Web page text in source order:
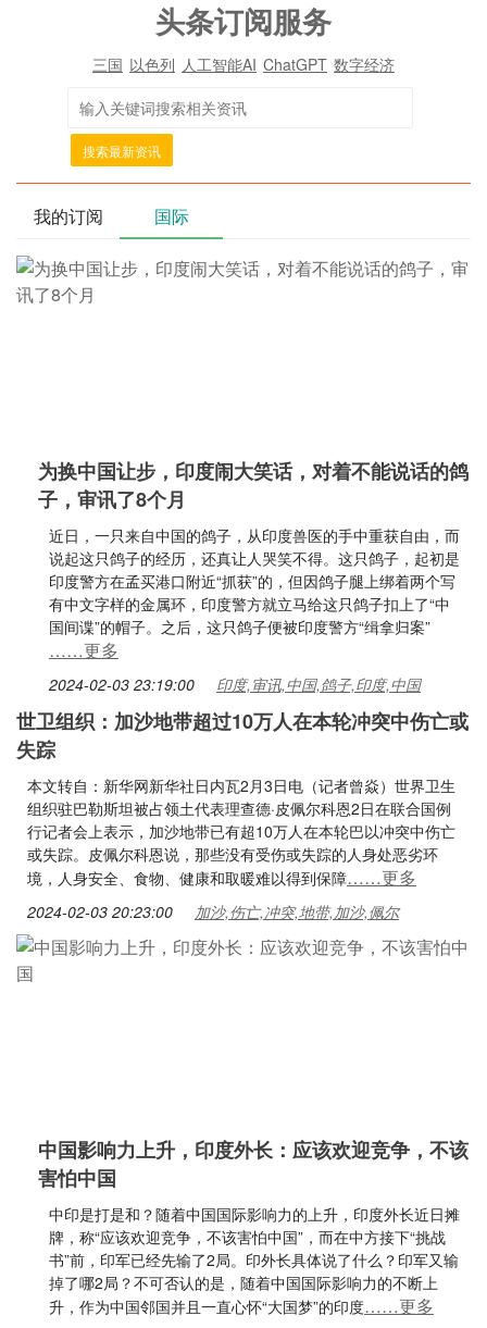
头条订阅服务
三国 以色列 人工智能AI ChatGPT 数字经济
搜索最新资讯
我的订阅 国际
为换中国让步，印度闹大笑话，对着不能说话的鸽
子，审讯了8个月
近日，一只来自中国的鸽子，从印度兽医的手中重获自由，而
说起这只鸽子的经历，还真让人哭笑不得。这只鸽子，起初是
印度警方在孟买港口附近“抓获”的，但因鸽子腿上绑着两个写
有中文字样的金属环，印度警方就立马给这只鸽子扣上了“中
国间谍”的帽子。之后，这只鸽子便被印度警方“缉拿归案”
……更多
2024-02-03 23:19:00 印度,审讯,中国,鸽子,印度,中国
世卫组织：加沙地带超过10万人在本轮冲突中伤亡或
失踪
本文转自：新华网新华社日内瓦2月3日电（记者曾焱）世界卫生
组织驻巴勒斯坦被占领土代表理查德·皮佩尔科恩2日在联合国例
行记者会上表示，加沙地带已有超10万人在本轮巴以冲突中伤亡
或失踪。皮佩尔科恩说，那些没有受伤或失踪的人身处恶劣环
境，人身安全、食物、健康和取暖难以得到保障……更多
2024-02-03 20:23:00 加沙,伤亡,冲突,地带,加沙,佩尔
中国影响力上升，印度外长：应该欢迎竞争，不该
害怕中国
中印是打是和？随着中国国际影响力的上升，印度外长近日摊
牌，称“应该欢迎竞争，不该害怕中国”，而在中方接下“挑战
书”前，印军已经先输了2局。印外长具体说了什么？印军又输
掉了哪2局？不可否认的是，随着中国国际影响力的不断上
升，作为中国邻国并且一直心怀“大国梦”的印度……更多